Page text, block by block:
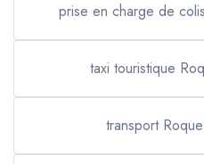
prise en charge de
taxi touristique
transport